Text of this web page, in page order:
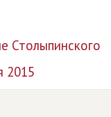
Столыпинского
2015